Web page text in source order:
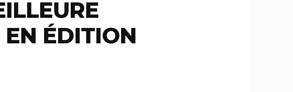
ÉDITION